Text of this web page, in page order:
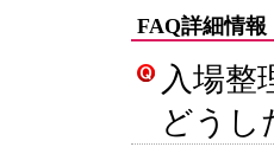
FAQ詳細情報
入場整
どうし